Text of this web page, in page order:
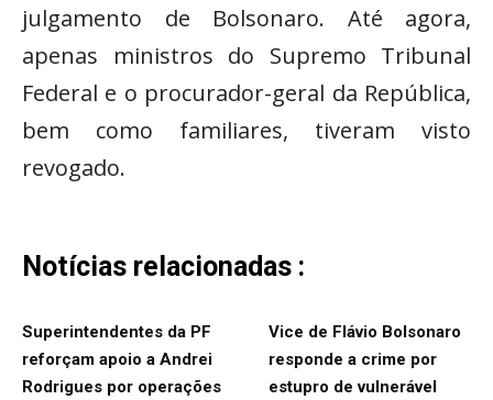
julgamento de Bolsonaro. Até agora,
apenas ministros do Supremo Tribunal
Federal e o procurador-geral da República,
bem como familiares, tiveram visto
revogado.
Notícias relacionadas :
Superintendentes da PF
reforçam apoio a Andrei
Rodrigues por operações
Vice de Flávio Bolsonaro
responde a crime por
estupro de vulnerável